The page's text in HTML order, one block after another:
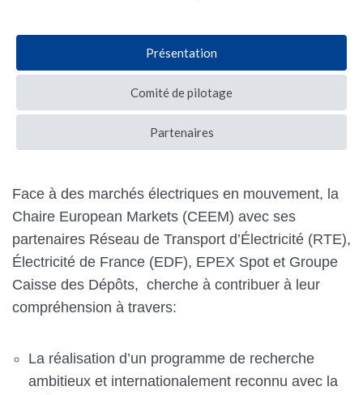
Présentation
Comité de pilotage
Partenaires
Face à des marchés électriques en mouvement, la
Chaire European Markets (CEEM) avec ses
partenaires Réseau de Transport d’Électricité (RTE),
Électricité de France (EDF), EPEX Spot et Groupe
Caisse des Dépôts, cherche à contribuer à leur
compréhension à travers:
La réalisation d’un programme de recherche
ambitieux et internationalement reconnu avec la